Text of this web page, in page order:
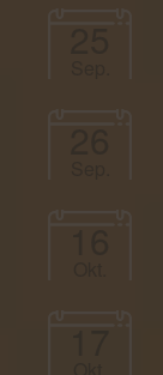
25
26
16
17